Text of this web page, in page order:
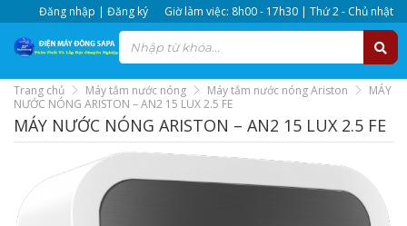
Đăng nhập | Đăng ký Giờ làm việc: 8h00 - 17h30 | Thứ 2 - Chủ nhật
Trang chủ Máy tắm nước nóng Máy tắm nước nóng Ariston
MÁY
NƯỚC NÓNG ARISTON – AN2 15 LUX 2.5 FE
MÁY NƯỚC NÓNG ARISTON – AN2 15 LUX 2.5 FE